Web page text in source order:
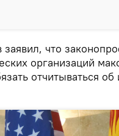
что
организаций
отчитываться об